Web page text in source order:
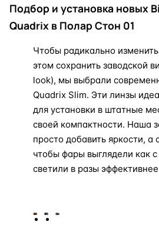
Подбор и установка новых
Quadrix в Полар Стон 01
Чтобы радикально
этом сохранить заводской
look), мы выбрали
Quadrix Slim. Эти линзы
для установки в штатные
своей компактности. Наша
просто добавить яркости, а
чтобы фары выглядели как
светили в разы эффективнее